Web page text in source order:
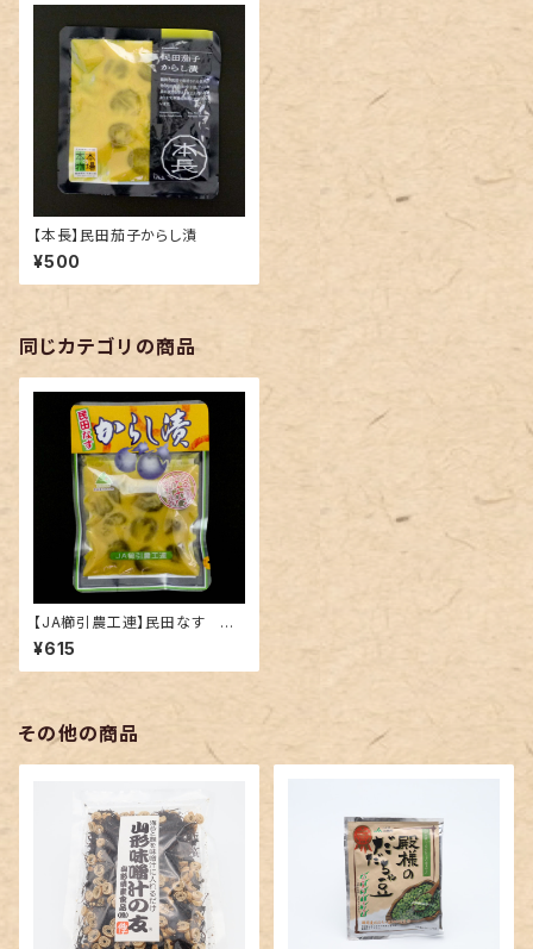
【本長】民田茄子からし漬
¥500
同じカテゴリの商品
【JA櫛引農工連】民田なす か
らし漬
¥615
その他の商品